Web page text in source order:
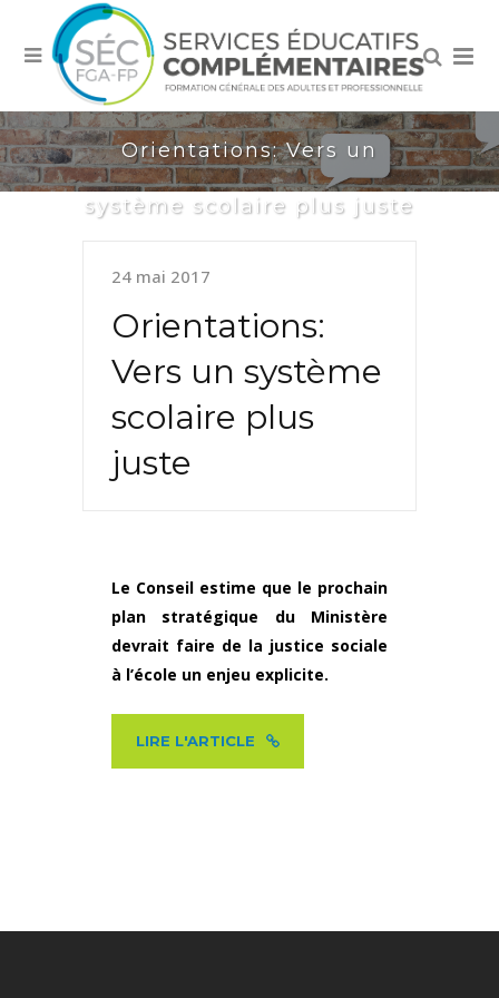
Orientations: Vers un
système scolaire plus juste
24 mai 2017
Orientations:
Vers un système
scolaire plus
juste
Le Conseil estime que le prochain
plan stratégique du Ministère
devrait faire de la justice sociale
à l’école un enjeu explicite.
LIRE L'ARTICLE